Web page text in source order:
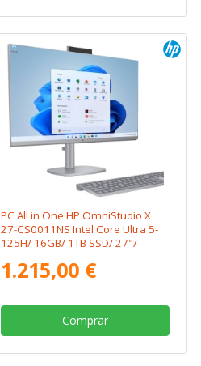
PC All in One HP OmniStudio X
27-CS0011NS Intel Core Ultra 5-
125H/ 16GB/ 1TB SSD/ 27"/
1.215,00 €
Comprar